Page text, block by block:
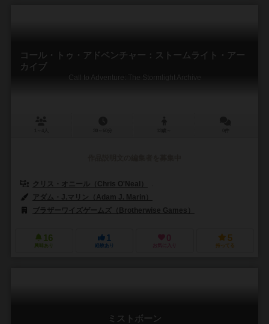
コール・トゥ・アドベンチャー：ストームライト・アー
カイブ
Call to Adventure: The Stormlight Archive
クリス・オニール（Chris O'Neal）
アダム・J.マリン（Adam J. Marin）
ブラザーワイズゲームズ（Brotherwise Games）
16
興味あり
1
経験あり
0
お気に入り
5
持ってる
ミストボーン